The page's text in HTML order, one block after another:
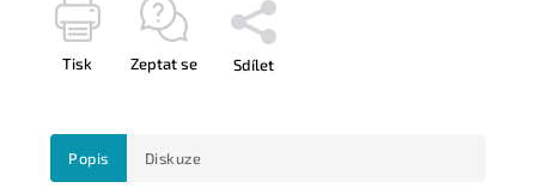
Tisk Zeptat se Sdílet
Popis Diskuze